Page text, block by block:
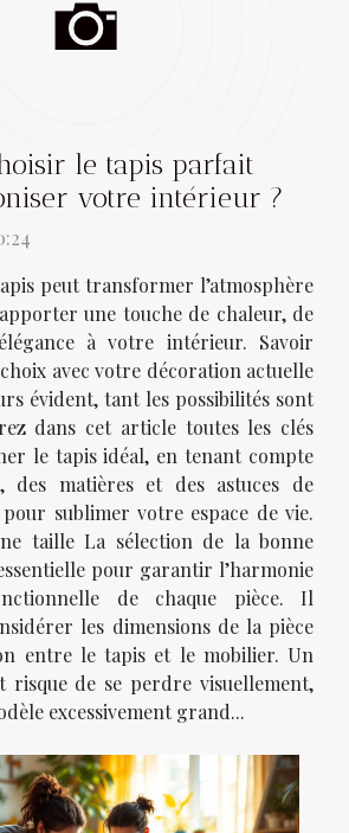
le tapis parfait
votre intérieur ?
peut transformer l’atmosphère
une touche de chaleur, de
à votre intérieur. Savoir
avec votre décoration actuelle
évident, tant les possibilités sont
dans cet article toutes les clés
le tapis idéal, en tenant compte
des matières et des astuces de
sublimer votre espace de vie.
taille La sélection de la bonne
pour garantir l’harmonie
de chaque pièce. Il
les dimensions de la pièce
entre le tapis et le mobilier. Un
de se perdre visuellement,
excessivement grand...